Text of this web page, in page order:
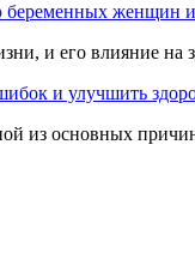
беременных женщин
и его влияние на
и улучшить
из основных